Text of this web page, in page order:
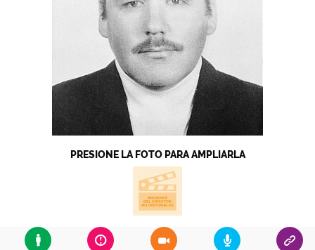
PRESIONE LA FOTO PARA AMPLIARLA